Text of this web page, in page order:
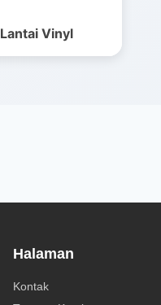
Lantai Vinyl
Halaman
Kontak